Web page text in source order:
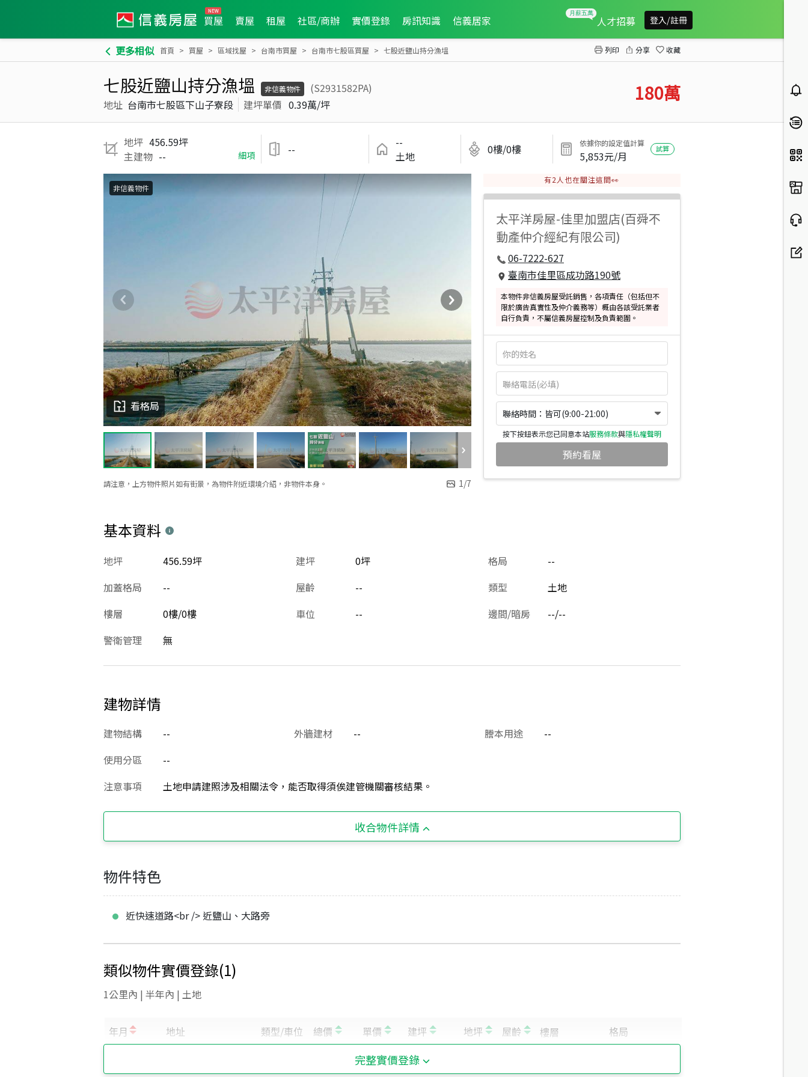
買屋 賣屋 租屋 社區/商辦 實價登錄 房訊知識 信義居家 人才招募 登入/註冊
更多相似 首頁 買屋 區域找屋 台南市買屋 台南市七股區買屋 七股近鹽山持分漁塭 列印 分享 收藏
七股近鹽山持分漁塭 非信義物件
(S2931582PA)
地址 台南市七股區下山子寮段 建坪單價 0.39萬/坪 180萬
地坪 456.59坪
主建物 -- 細項 --
--
土地
0樓/0樓 依據你的設定值計算
5,853元/月
試算
請注意，上方物件照片如有街景，為物件附近環境介紹，非物件本身。 1/7
看格局
非信義物件
有2 人也在關注這間👀
太平洋房屋-佳里加盟店(百舜不
動產仲介經紀有限公司)
06-7222-627
臺南市佳里區成功路190號
本物件非信義房屋受託銷售，各項責任（包括但不
限於廣告真實性及仲介義務等）概由各該受託業者
自行負責，不屬信義房屋控制及負責範圍。
聯絡時間：皆可(9:00-21:00)
按下按鈕表示您已同意本站服務條款與隱私權聲明
預約看屋
基本資料
建坪 0坪
地坪 456.59坪 格局
--
加蓋格局
-- 屋齡 -- 類型
土地
樓層
0樓/0樓 車位 -- 邊間/暗房
--/--
警衛管理
無
建物詳情
建物結構 -- 外牆建材 -- 謄本用途
--
使用分區
--
注意事項
土地申請建照涉及相關法令，能否取得須俟建管機關審核結果。
收合物件詳情
物件特色
近快速道路<br /> 近鹽山、大路旁
類似物件實價登錄(1)
1公里內 | 半年內 | 土地
完整實價登錄